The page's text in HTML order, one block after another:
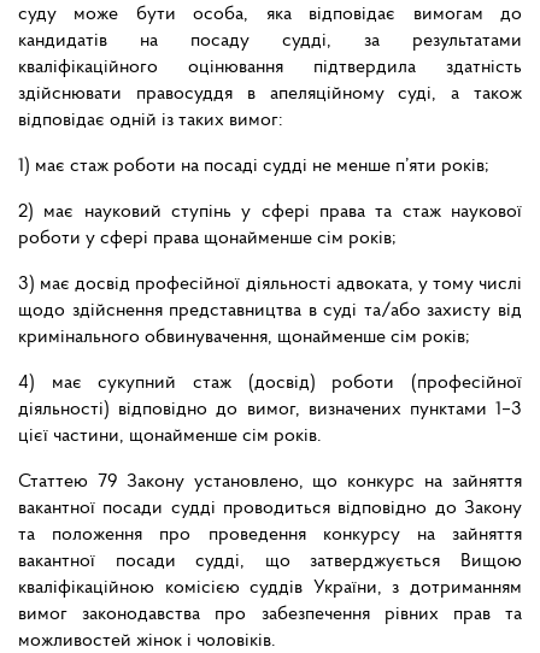
суду може бути особа, яка відповідає вимогам до
кандидатів на посаду судді, за результатами
кваліфікаційного оцінювання підтвердила здатність
здійснювати правосуддя в апеляційному суді, а також
відповідає одній із таких вимог:
1) має стаж роботи на посаді судді не менше п’яти років;
2) має науковий ступінь у сфері права та стаж наукової
роботи у сфері права щонайменше сім років;
3) має досвід професійної діяльності адвоката, у тому числі
щодо здійснення представництва в суді та/або захисту від
кримінального обвинувачення, щонайменше сім років;
4) має сукупний стаж (досвід) роботи (професійної
діяльності) відповідно до вимог, визначених пунктами 1–3
цієї частини, щонайменше сім років.
Статтею 79 Закону установлено, що конкурс на зайняття
вакантної посади судді проводиться відповідно до Закону
та положення про проведення конкурсу на зайняття
вакантної посади судді, що затверджується Вищою
кваліфікаційною комісією суддів України, з дотриманням
вимог законодавства про забезпечення рівних прав та
можливостей жінок і чоловіків.